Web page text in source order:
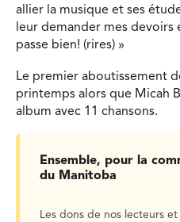
allier la musique et ses
leur demander mes devoirs
passe bien! (rires) »
Le premier aboutissement
printemps alors que Micah
album avec 11 chansons.
Ensemble, pour la
du Manitoba
Les dons de nos lecteurs